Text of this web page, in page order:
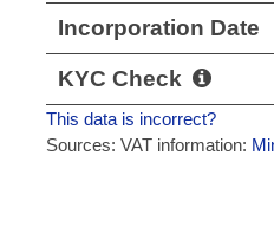
Incorporation Date
KYC Check
This data is incorrect?
Sources: VAT information: